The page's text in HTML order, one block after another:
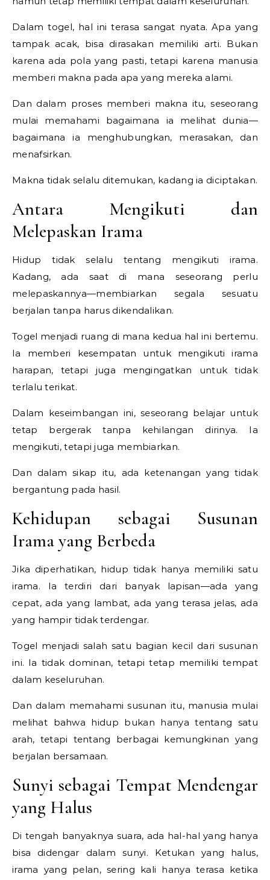
Dalam togel, hal ini terasa sangat nyata. Apa yang
tampak acak, bisa dirasakan memiliki arti. Bukan
karena ada pola yang pasti, tetapi karena manusia
memberi makna pada apa yang mereka alami.
Dan dalam proses memberi makna itu, seseorang
mulai memahami bagaimana ia melihat dunia—
bagaimana ia menghubungkan, merasakan, dan
menafsirkan.
Makna tidak selalu ditemukan, kadang ia diciptakan.
Antara Mengikuti dan
Melepaskan Irama
Hidup tidak selalu tentang mengikuti irama.
Kadang, ada saat di mana seseorang perlu
melepaskannya—membiarkan segala sesuatu
berjalan tanpa harus dikendalikan.
Togel menjadi ruang di mana kedua hal ini bertemu.
Ia memberi kesempatan untuk mengikuti irama
harapan, tetapi juga mengingatkan untuk tidak
terlalu terikat.
Dalam keseimbangan ini, seseorang belajar untuk
tetap bergerak tanpa kehilangan dirinya. Ia
mengikuti, tetapi juga membiarkan.
Dan dalam sikap itu, ada ketenangan yang tidak
bergantung pada hasil.
Kehidupan sebagai Susunan
Irama yang Berbeda
Jika diperhatikan, hidup tidak hanya memiliki satu
irama. Ia terdiri dari banyak lapisan—ada yang
cepat, ada yang lambat, ada yang terasa jelas, ada
yang hampir tidak terdengar.
Togel menjadi salah satu bagian kecil dari susunan
ini. Ia tidak dominan, tetapi tetap memiliki tempat
dalam keseluruhan.
Dan dalam memahami susunan itu, manusia mulai
melihat bahwa hidup bukan hanya tentang satu
arah, tetapi tentang berbagai kemungkinan yang
berjalan bersamaan.
Sunyi sebagai Tempat Mendengar
yang Halus
Di tengah banyaknya suara, ada hal-hal yang hanya
bisa didengar dalam sunyi. Ketukan yang halus,
irama yang pelan, sering kali hanya terasa ketika